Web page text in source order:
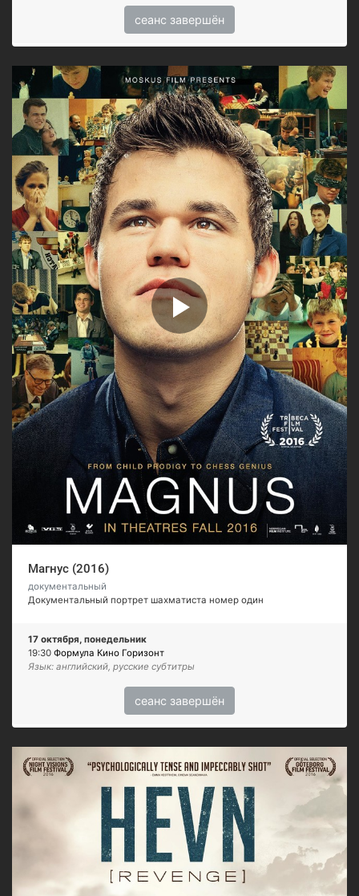
сеанс завершён
Магнус (2016)
документальный
Документальный портрет шахматиста номер один
17 октября, понедельник
19:30 Формула Кино Горизонт
Язык: английский, русские субтитры
сеанс завершён